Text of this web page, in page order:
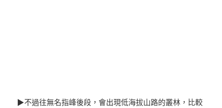
▶不過往無名指峰後段，會出現低海拔山路的叢林，比較